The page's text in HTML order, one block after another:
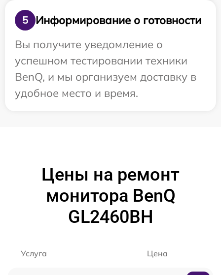
5
Информирование о готовности
Вы получите уведомление о
успешном тестировании техники
BenQ, и мы организуем доставку в
удобное место и время.
Цены на ремонт
монитора BenQ
GL2460BH
Услуга Цена